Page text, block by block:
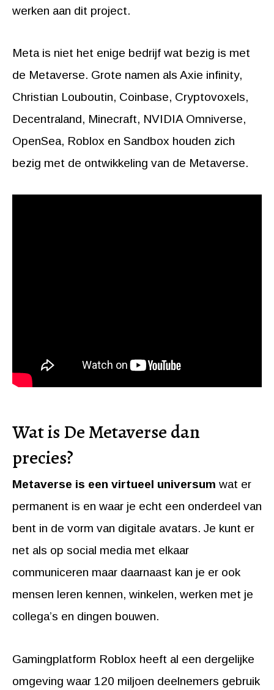
werken aan dit project.
Meta is niet het enige bedrijf wat bezig is met
de Metaverse. Grote namen als Axie infinity,
Christian Louboutin, Coinbase, Cryptovoxels,
Decentraland, Minecraft, NVIDIA Omniverse,
OpenSea, Roblox en Sandbox houden zich
bezig met de ontwikkeling van de Metaverse.
Wat is De Metaverse dan
precies?
Metaverse is een virtueel universum wat er
permanent is en waar je echt een onderdeel van
bent in de vorm van digitale avatars. Je kunt er
net als op social media met elkaar
communiceren maar daarnaast kan je er ook
mensen leren kennen, winkelen, werken met je
collega’s en dingen bouwen.
Gamingplatform Roblox heeft al een dergelijke
omgeving waar 120 miljoen deelnemers gebruik